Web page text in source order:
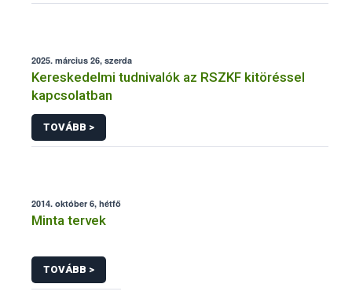
2025. március 26, szerda
Kereskedelmi tudnivalók az RSZKF kitöréssel
kapcsolatban
TOVÁBB >
2014. október 6, hétfő
Minta tervek
TOVÁBB >